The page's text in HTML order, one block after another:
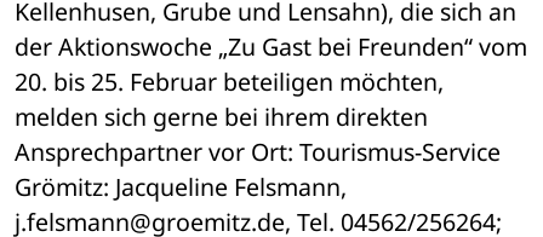
Kellenhusen, Grube und Lensahn), die sich an
der Aktionswoche „Zu Gast bei Freunden“ vom
20. bis 25. Februar beteiligen möchten,
melden sich gerne bei ihrem direkten
Ansprechpartner vor Ort: Tourismus-Service
Grömitz: Jacqueline Felsmann,
j.felsmann@groemitz.de, Tel. 04562/256264;